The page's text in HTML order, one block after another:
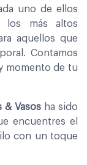
uno de ellos
los más altos
aquellos que
Contamos
momento de tu
& Vasos ha sido
encuentres el
con un toque